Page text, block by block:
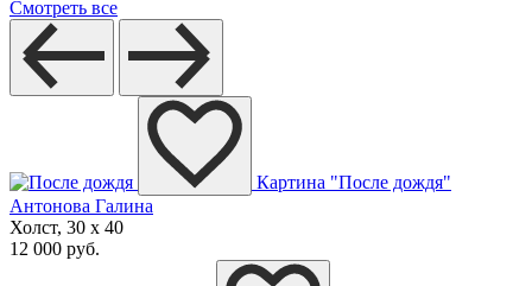
Смотреть все
Картина "После дождя"
Антонова Галина
Холст, 30 x 40
12 000 руб.